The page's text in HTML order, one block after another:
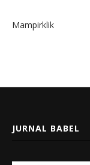
Mampirklik
JURNAL BABEL